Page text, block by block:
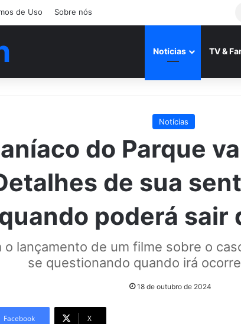
de Uso Sobre nós
Notícias TV &
Notícias
do Parque
de sua
poderá sair
o lançamento de um filme sobre o
se questionando quando irá
18 de outubro de 2024
Facebook X